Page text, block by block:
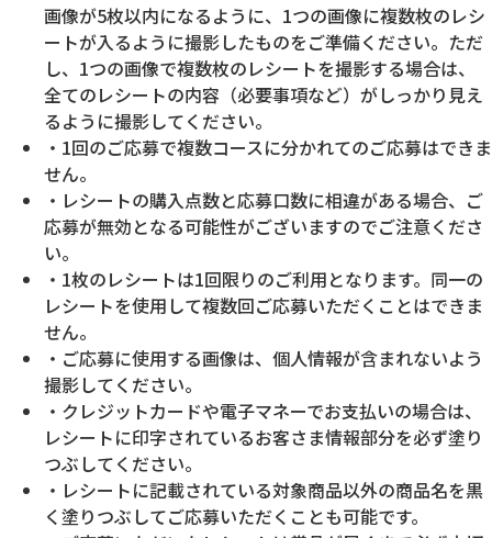
画像が5枚以内になるように、1つの画像に複数枚のレシ
ートが入るように撮影したものをご準備ください。ただ
し、1つの画像で複数枚のレシートを撮影する場合は、
全てのレシートの内容（必要事項など）がしっかり見え
るように撮影してください。
・1回のご応募で複数コースに分かれてのご応募はできま
せん。
・レシートの購入点数と応募口数に相違がある場合、ご
応募が無効となる可能性がございますのでご注意くださ
い。
・1枚のレシートは1回限りのご利用となります。同一の
レシートを使用して複数回ご応募いただくことはできま
せん。
・ご応募に使用する画像は、個人情報が含まれないよう
撮影してください。
・クレジットカードや電子マネーでお支払いの場合は、
レシートに印字されているお客さま情報部分を必ず塗り
つぶしてください。
・レシートに記載されている対象商品以外の商品名を黒
く塗りつぶしてご応募いただくことも可能です。